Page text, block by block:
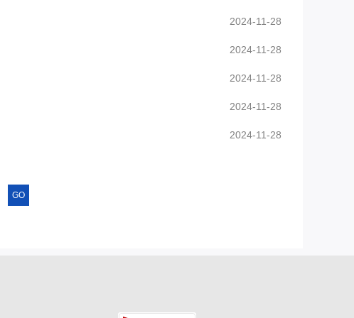
2024-11-28
2024-11-28
2024-11-28
2024-11-28
2024-11-28